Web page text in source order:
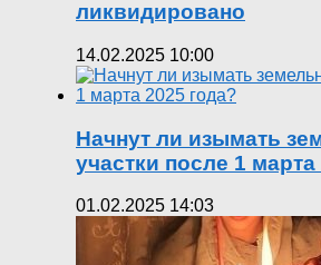
ликвидировано
14.02.2025 10:00
Начнут ли изымать
участки после 1 марта
01.02.2025 14:03